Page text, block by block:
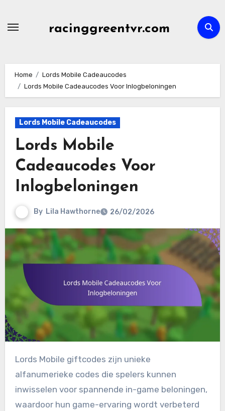
racinggreentvr.com
Home
Lords Mobile Cadeaucodes
Lords Mobile Cadeaucodes Voor Inlogbeloningen
Lords Mobile Cadeaucodes
Lords Mobile
Cadeaucodes Voor
Inlogbeloningen
By Lila Hawthorne 26/02/2026
Lords Mobile giftcodes zijn unieke
alfanumerieke codes die spelers kunnen
inwisselen voor spannende in-game beloningen,
waardoor hun game-ervaring wordt verbeterd